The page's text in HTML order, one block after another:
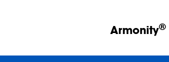
Armonity®